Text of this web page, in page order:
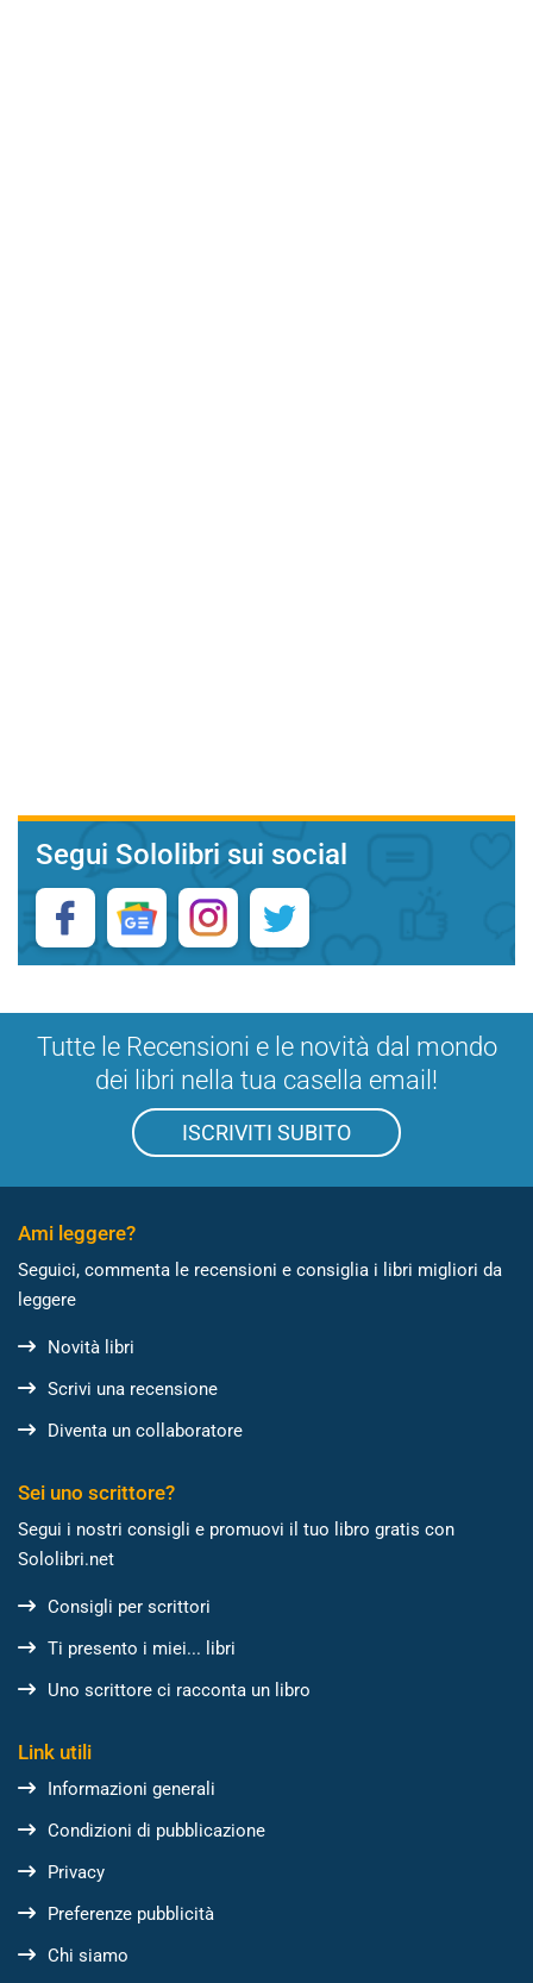
Segui Sololibri sui social
Tutte le Recensioni e le novità dal mondo
dei libri nella tua casella email!
ISCRIVITI SUBITO
Ami leggere?
Seguici, commenta le recensioni e consiglia i libri migliori da
leggere
Novità libri
Scrivi una recensione
Diventa un collaboratore
Sei uno scrittore?
Segui i nostri consigli e promuovi il tuo libro gratis con
Sololibri.net
Consigli per scrittori
Ti presento i miei... libri
Uno scrittore ci racconta un libro
Link utili
Informazioni generali
Condizioni di pubblicazione
Privacy
Preferenze pubblicità
Chi siamo